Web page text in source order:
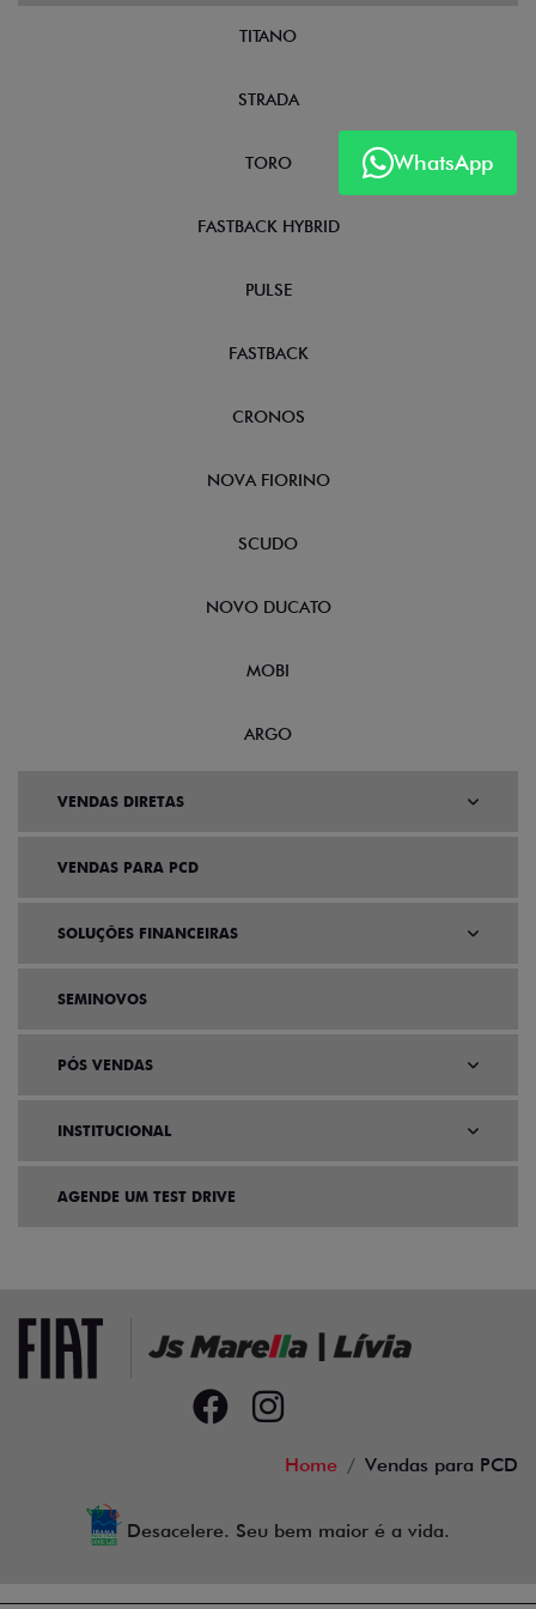
WhatsApp
TITANO
STRADA
TORO
FASTBACK HYBRID
PULSE
FASTBACK
CRONOS
NOVA FIORINO
SCUDO
NOVO DUCATO
MOBI
ARGO
VENDAS DIRETAS
VENDAS PARA PCD
SOLUÇÕES FINANCEIRAS
SEMINOVOS
PÓS VENDAS
INSTITUCIONAL
AGENDE UM TEST DRIVE
Home Vendas para PCD
Desacelere. Seu bem maior é a vida.